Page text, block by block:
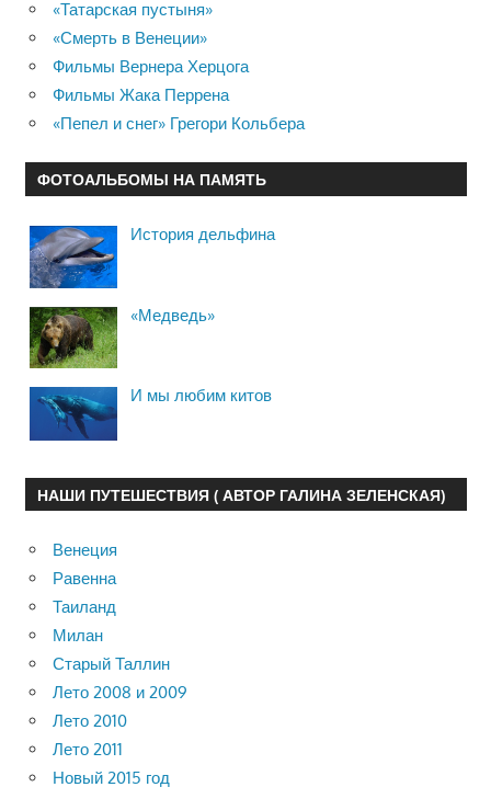
«Татарская пустыня»
«Смерть в Венеции»
Фильмы Вернера Херцога
Фильмы Жака Перрена
«Пепел и снег» Грегори Кольбера
ФОТОАЛЬБОМЫ НА ПАМЯТЬ
История дельфина
«Медведь»
И мы любим китов
НАШИ ПУТЕШЕСТВИЯ ( АВТОР ГАЛИНА ЗЕЛЕНСКАЯ)
Венеция
Равенна
Таиланд
Милан
Старый Таллин
Лето 2008 и 2009
Лето 2010
Лето 2011
Новый 2015 год